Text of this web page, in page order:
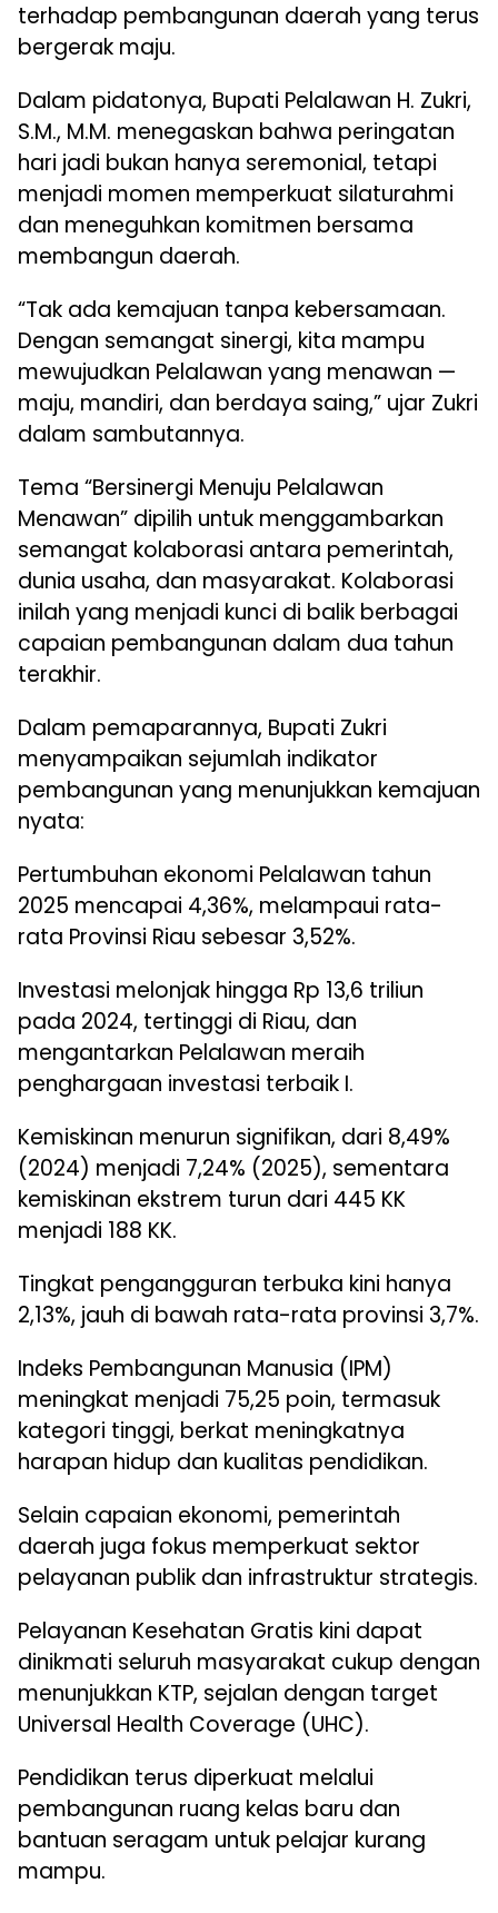
terhadap pembangunan daerah yang terus
bergerak maju.
Dalam pidatonya, Bupati Pelalawan H. Zukri,
S.M., M.M. menegaskan bahwa peringatan
hari jadi bukan hanya seremonial, tetapi
menjadi momen memperkuat silaturahmi
dan meneguhkan komitmen bersama
membangun daerah.
“Tak ada kemajuan tanpa kebersamaan.
Dengan semangat sinergi, kita mampu
mewujudkan Pelalawan yang menawan —
maju, mandiri, dan berdaya saing,” ujar Zukri
dalam sambutannya.
Tema “Bersinergi Menuju Pelalawan
Menawan” dipilih untuk menggambarkan
semangat kolaborasi antara pemerintah,
dunia usaha, dan masyarakat. Kolaborasi
inilah yang menjadi kunci di balik berbagai
capaian pembangunan dalam dua tahun
terakhir.
Dalam pemaparannya, Bupati Zukri
menyampaikan sejumlah indikator
pembangunan yang menunjukkan kemajuan
nyata:
Pertumbuhan ekonomi Pelalawan tahun
2025 mencapai 4,36%, melampaui rata-
rata Provinsi Riau sebesar 3,52%.
Investasi melonjak hingga Rp 13,6 triliun
pada 2024, tertinggi di Riau, dan
mengantarkan Pelalawan meraih
penghargaan investasi terbaik I.
Kemiskinan menurun signifikan, dari 8,49%
(2024) menjadi 7,24% (2025), sementara
kemiskinan ekstrem turun dari 445 KK
menjadi 188 KK.
Tingkat pengangguran terbuka kini hanya
2,13%, jauh di bawah rata-rata provinsi 3,7%.
Indeks Pembangunan Manusia (IPM)
meningkat menjadi 75,25 poin, termasuk
kategori tinggi, berkat meningkatnya
harapan hidup dan kualitas pendidikan.
Selain capaian ekonomi, pemerintah
daerah juga fokus memperkuat sektor
pelayanan publik dan infrastruktur strategis.
Pelayanan Kesehatan Gratis kini dapat
dinikmati seluruh masyarakat cukup dengan
menunjukkan KTP, sejalan dengan target
Universal Health Coverage (UHC).
Pendidikan terus diperkuat melalui
pembangunan ruang kelas baru dan
bantuan seragam untuk pelajar kurang
mampu.